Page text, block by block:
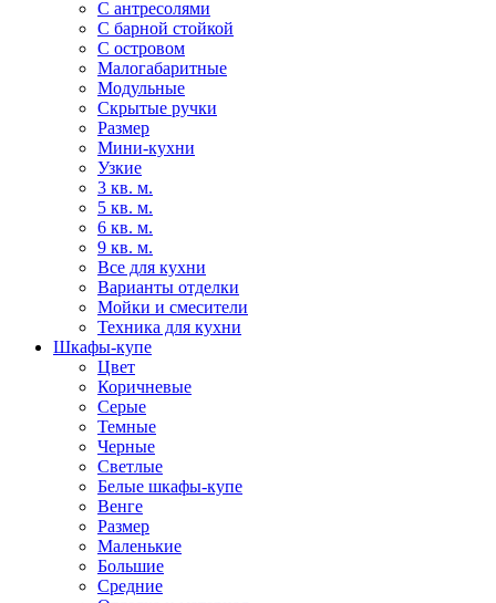
С антресолями
С барной стойкой
С островом
Малогабаритные
Модульные
Скрытые ручки
Размер
Мини-кухни
Узкие
3 кв. м.
5 кв. м.
6 кв. м.
9 кв. м.
Все для кухни
Варианты отделки
Мойки и смесители
Техника для кухни
Шкафы-купе
Цвет
Коричневые
Серые
Темные
Черные
Светлые
Белые шкафы-купе
Венге
Размер
Маленькие
Большие
Средние